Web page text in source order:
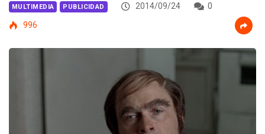
MULTIMEDIA PUBLICIDAD 2014/09/24
0
996